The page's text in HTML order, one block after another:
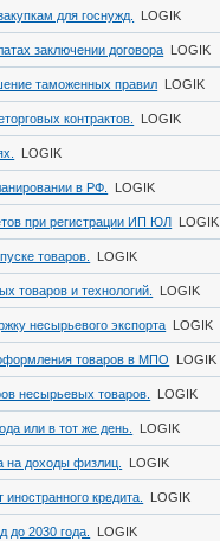
для госнужд. LOGIK
заключении договора LOGIK
таможенных правил LOGIK
контрактов. LOGIK
LOGIK
в РФ. LOGIK
при регистрации ИП ЮЛ LOGIK
товаров. LOGIK
товаров и технологий. LOGIK
несырьевого экспорта LOGIK
товаров в МПО LOGIK
несырьевых товаров. LOGIK
или в тот же день. LOGIK
на доходы физлиц. LOGIK
кредита. LOGIK
до 2030 года. LOGIK